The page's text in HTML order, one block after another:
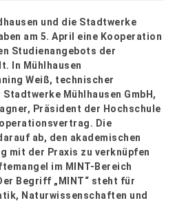
und die Stadtwerke
am 5. April eine Kooperation
Studienangebots der
In Mühlhausen
Weiß, technischer
Mühlhausen GmbH,
Präsident der Hochschule
Die
ab, den akademischen
mit der Praxis zu verknüpfen
im MINT-Bereich
Begriff „MINT“ steht für
Naturwissenschaften und